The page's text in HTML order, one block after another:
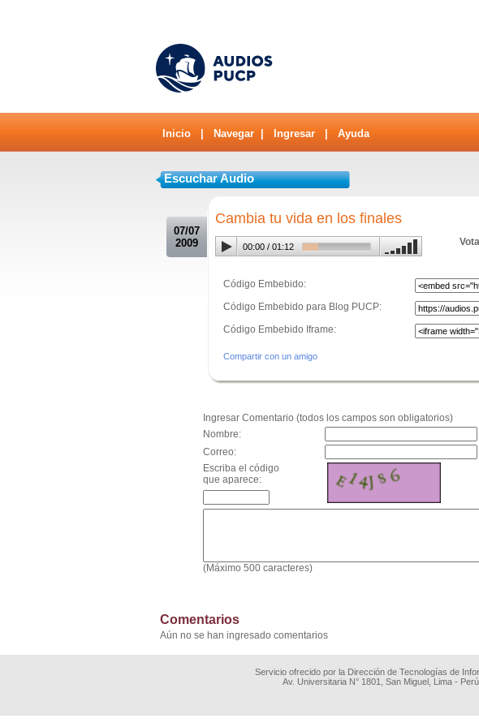
Inicio Navegar Ingresar Ayuda
Escuchar Audio
07/07
2009
Cambia tu vida en los finales
00:00 / 01:12
Código Embebido:
Código Embebido para Blog PUCP:
Código Embebido Iframe:
Compartir con un amigo
Ingresar Comentario (todos los campos son obligatorios)
Nombre:
Correo:
Escriba el código
que aparece:
(Máximo 500 caracteres)
Comentarios
Aún no se han ingresado comentarios
Servicio ofrecido por la Dirección de Tecnologías de
Av. Universitaria N° 1801, San Miguel, Lima -